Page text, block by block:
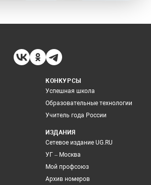
КОНКУРСЫ
Успешная школа
Образовательные технологии
Учитель года России
ИЗДАНИЯ
Сетевое издание UG.RU
УГ – Москва
Мой профсоюз
Архив номеров